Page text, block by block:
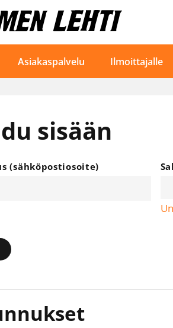
Asiakaspalvelu Ilmoittajalle
sisään
(sähköpostiosoite)